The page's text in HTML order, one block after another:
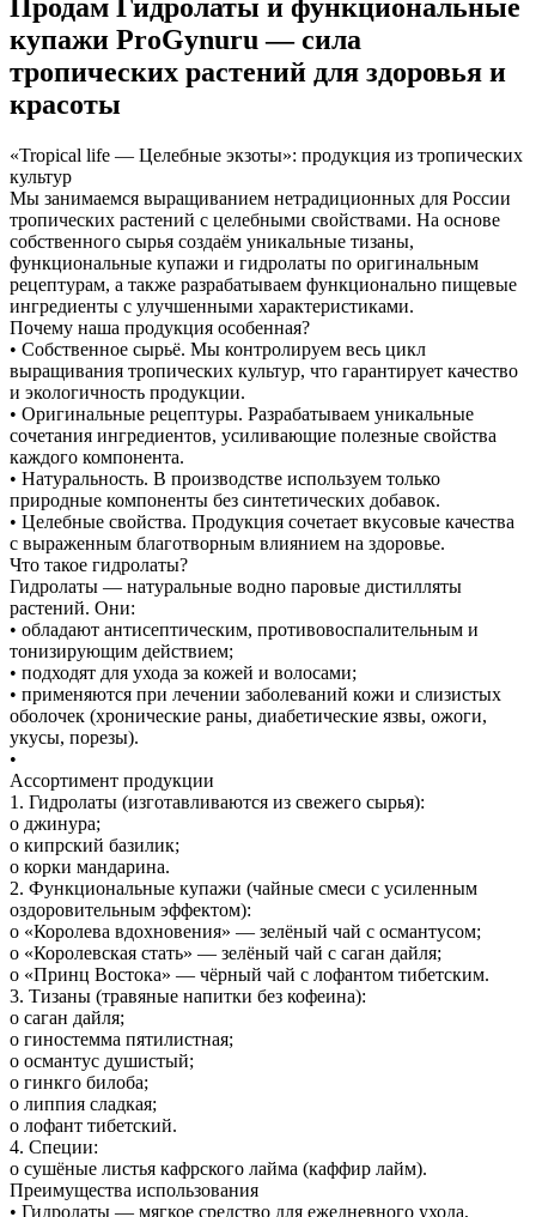
Продам Гидролаты и функциональные
купажи ProGynuru — сила
тропических растений для здоровья и
красоты
«Tropical life — Целебные экзоты»: продукция из тропических
культур
Мы занимаемся выращиванием нетрадиционных для России
тропических растений с целебными свойствами. На основе
собственного сырья создаём уникальные тизаны,
функциональные купажи и гидролаты по оригинальным
рецептурам, а также разрабатываем функционально пищевые
ингредиенты с улучшенными характеристиками.
Почему наша продукция особенная?
• Собственное сырьё. Мы контролируем весь цикл
выращивания тропических культур, что гарантирует качество
и экологичность продукции.
• Оригинальные рецептуры. Разрабатываем уникальные
сочетания ингредиентов, усиливающие полезные свойства
каждого компонента.
• Натуральность. В производстве используем только
природные компоненты без синтетических добавок.
• Целебные свойства. Продукция сочетает вкусовые качества
с выраженным благотворным влиянием на здоровье.
Что такое гидролаты?
Гидролаты — натуральные водно паровые дистилляты
растений. Они:
• обладают антисептическим, противовоспалительным и
тонизирующим действием;
• подходят для ухода за кожей и волосами;
• применяются при лечении заболеваний кожи и слизистых
оболочек (хронические раны, диабетические язвы, ожоги,
укусы, порезы).
•
Ассортимент продукции
1. Гидролаты (изготавливаются из свежего сырья):
o джинура;
o кипрский базилик;
o корки мандарина.
2. Функциональные купажи (чайные смеси с усиленным
оздоровительным эффектом):
o «Королева вдохновения» — зелёный чай с османтусом;
o «Королевская стать» — зелёный чай с саган дайля;
o «Принц Востока» — чёрный чай с лофантом тибетским.
3. Тизаны (травяные напитки без кофеина):
o саган дайля;
o гиностемма пятилистная;
o османтус душистый;
o гинкго билоба;
o липпия сладкая;
o лофант тибетский.
4. Специи:
o сушёные листья кафрского лайма (каффир лайм).
Преимущества использования
• Гидролаты — мягкое средство для ежедневного ухода,